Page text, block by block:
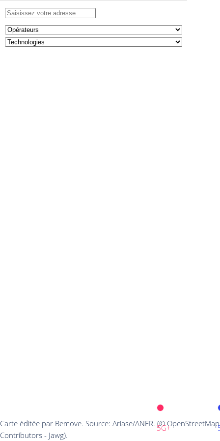
5G+
Carte éditée par Bemove. Source: Ariase/ANFR. (© OpenStreetMap
Contributors - Jawg).